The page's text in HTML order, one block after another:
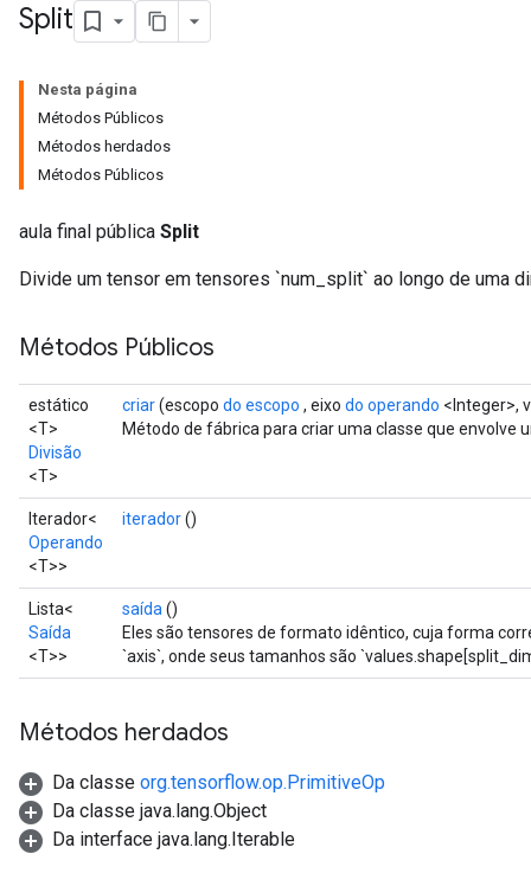
Split
Nesta página
Métodos Públicos
Métodos herdados
Métodos Públicos
aula final pública Split
Divide um tensor em tensores `num_split` ao longo de uma
Métodos Públicos
estático
<T>
Divisão
<T>
criar(escopo do escopo , eixo do operando <Integer>,
Método de fábrica para criar uma classe que envolve
Iterador<
Operando
<T>>
iterador()
Lista<
Saída
<T>>
saída ()
Eles são tensores de formato idêntico, cuja forma
`axis`, onde seus tamanhos são
Métodos herdados
Da classe org.tensorflow.op.PrimitiveOp
Da classe java.lang.Object
Da interface java.lang.Iterable